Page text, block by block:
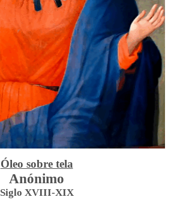
Óleo sobre tela
Anónimo
Siglo XVIII-XIX